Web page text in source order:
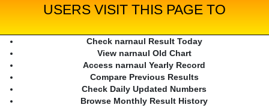
USERS VISIT THIS PAGE TO
Check narnaul Result Today
View narnaul Old Chart
Access narnaul Yearly Record
Compare Previous Results
Check Daily Updated Numbers
Browse Monthly Result History